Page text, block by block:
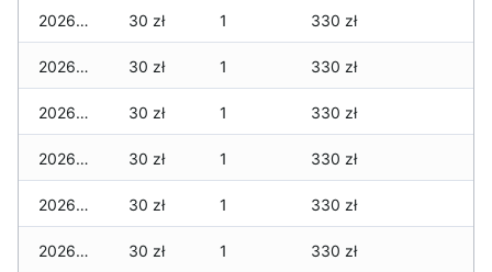
2026-07-06 30 zł 1 330 zł
2026-07-05 30 zł 1 330 zł
2026-07-04 30 zł 1 330 zł
2026-07-03 30 zł 1 330 zł
2026-07-02 30 zł 1 330 zł
2026-07-01 30 zł 1 330 zł